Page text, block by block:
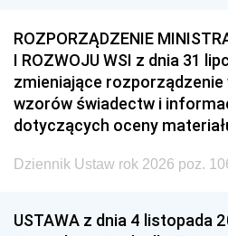
ROZPORZĄDZENIE
I ROZWOJU WSI z dnia 31
zmieniające rozporządzenie
wzorów świadectw i
dotyczących oceny
Dziennik Ustaw rok 2026 poz.
USTAWA z dnia 4 listopada